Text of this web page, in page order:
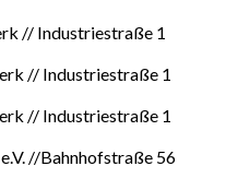
// Industriestraße 1
// Industriestraße 1
// Industriestraße 1
//Bahnhofstraße 56